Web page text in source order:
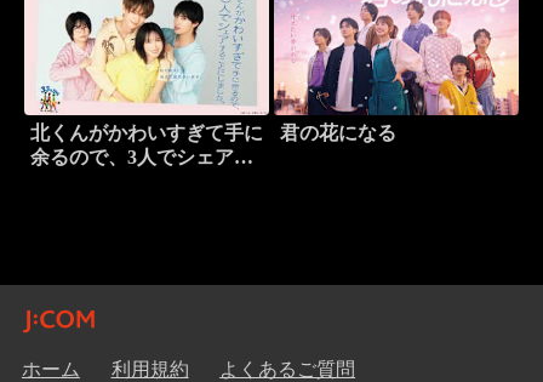
北くんがかわいすぎて手に
余るので、3人でシェアす
君の花になる
ホーム 利用規約 よくあるご質問